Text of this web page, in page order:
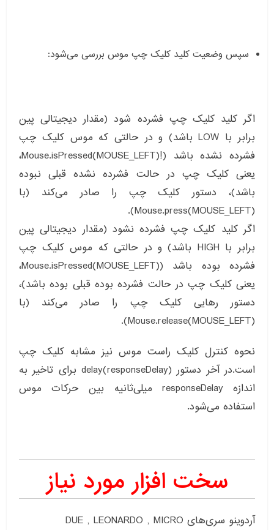
سپس وضعیت کلید کلیک چپ موس بررسی می‌شود:
اگر کلید کلیک چپ فشرده شود (مقدار دیجیتالی پین
برابر با LOW باشد) و در حالتی که موس کلیک چپ
فشرده نشده باشد (!Mouse.isPressed(MOUSE_LEFT)،
یعنی کلیک چپ در حالت فشرده نشده قبلی نبوده
باشد)، دستور کلیک چپ را صادر می‌کند (با
Mouse.press(MOUSE_LEFT)).
اگر کلید کلیک چپ فشرده نشود (مقدار دیجیتالی پین
برابر با HIGH باشد) و در حالتی که موس کلیک چپ
فشرده بوده باشد (Mouse.isPressed(MOUSE_LEFT)،
یعنی کلیک چپ در حالت فشرده بوده قبلی بوده باشد)،
دستور رهایی کلیک چپ را صادر می‌کند (با
Mouse.release(MOUSE_LEFT)).
نحوه کنترل کلیک راست موس نیز مشابه کلیک چپ
است.در آخر دستور delay(responseDelay) برای تاخیر به
اندازه responseDelay میلی‌ثانیه بین حرکات موس
استفاده می‌شود.
سخت افزار مورد نیاز
آردوینو سری‌های DUE , LEONARDO , MICRO